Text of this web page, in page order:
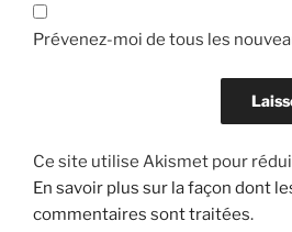
Prévenez-moi de tous les
Ce site utilise Akismet pour
En savoir plus sur la façon dont
commentaires sont traitées.